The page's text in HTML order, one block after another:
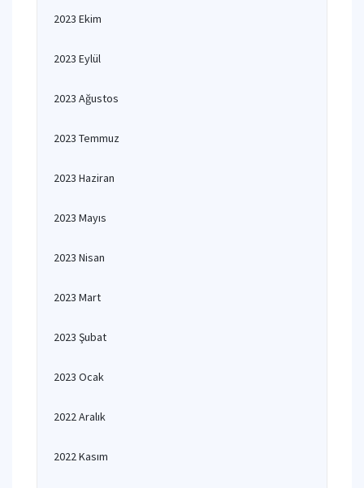
2023 Ekim
2023 Eylül
2023 Ağustos
2023 Temmuz
2023 Haziran
2023 Mayıs
2023 Nisan
2023 Mart
2023 Şubat
2023 Ocak
2022 Aralık
2022 Kasım